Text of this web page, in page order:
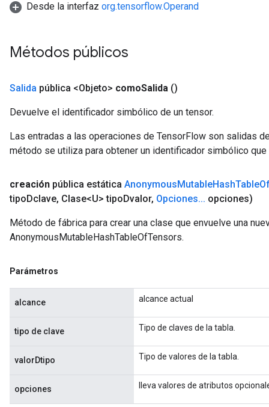
Desde la interfaz org.tensorflow.Operand
Métodos públicos
Salida pública <Objeto> comoSalida ()
Devuelve el identificador simbólico de un tensor.
Las entradas a las operaciones de TensorFlow son salidas
método se utiliza para obtener un identificador simbólico
creación pública estática AnonymousMutableHashTable
tipoDclave, Clase<U> tipoDvalor, Opciones... opciones)
Método de fábrica para crear una clase que envuelve una
AnonymousMutableHashTableOfTensors.
Parámetros
alcance alcance actual
tipo de clave Tipo de claves de la tabla.
valorDtipo Tipo de valores de la tabla.
opciones lleva valores de atributos